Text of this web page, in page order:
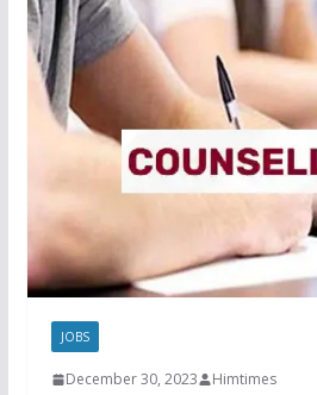
JOBS
December 30, 2023 Himtimes